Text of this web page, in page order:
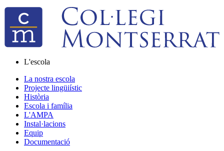
L'escola
La nostra escola
Projecte lingüiístic
Història
Escola i família
L'AMPA
Instal·lacions
Equip
Documentació